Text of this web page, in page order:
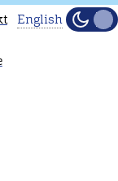
English
Hell